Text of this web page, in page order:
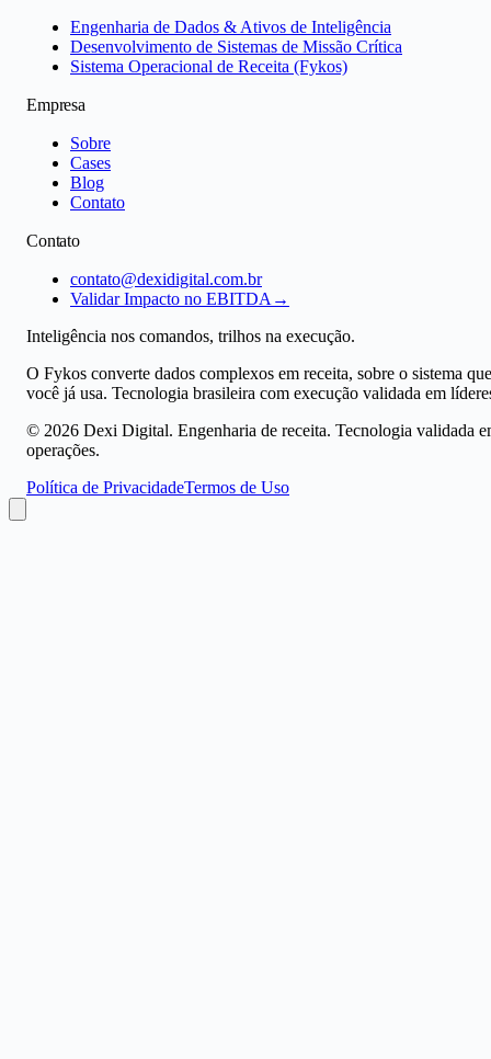
Engenharia de Dados & Ativos de Inteligência
Desenvolvimento de Sistemas de Missão Crítica
Sistema Operacional de Receita (Fykos)
Empresa
Sobre
Cases
Blog
Contato
Contato
contato@dexidigital.com.br
Validar Impacto no EBITDA→
Inteligência nos comandos, trilhos na execução.
O Fykos converte dados complexos em receita, sobre o sistema que
você já usa. Tecnologia brasileira com execução validada em
© 2026 Dexi Digital. Engenharia de receita. Tecnologia validada
operações.
Política de PrivacidadeTermos de Uso